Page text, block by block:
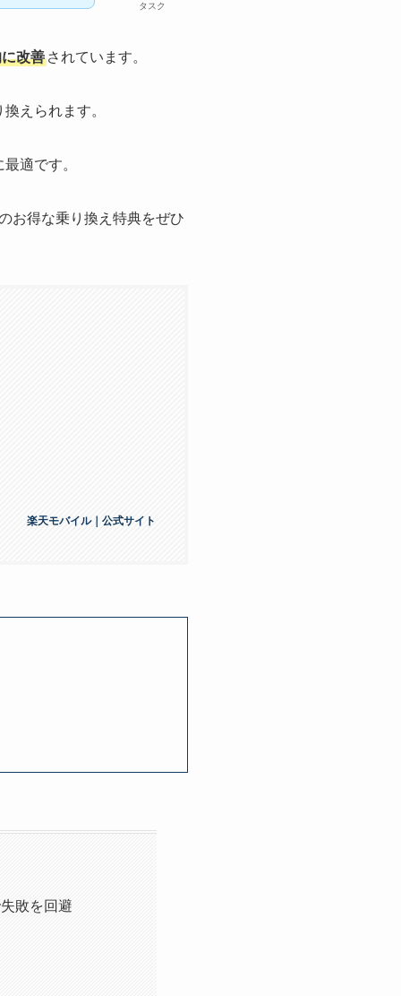
タスク
改善 されています。
えられます。
適です。
お得な乗り換え特典をぜひ
楽天モバイル｜公式サイト
敗を回避